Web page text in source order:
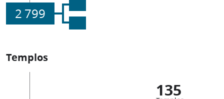
2 799
Templos
135